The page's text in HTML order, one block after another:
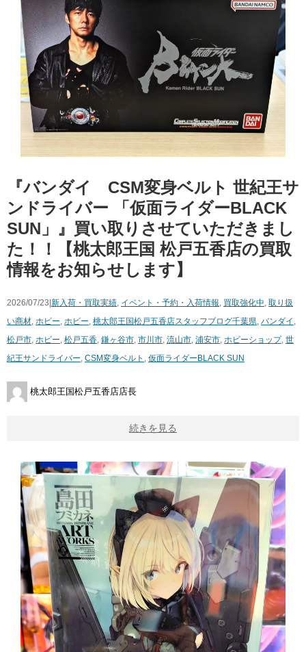
『バンダイ ​CSM変身ベルト ​世紀王サ
ンドライバー ​「仮面ライダーBLACK ​
SUN」』買い取りさせていただきまし
た！！【桃太郎王国 松戸五香店の買取
情報をお知らせします】
2026/07/23|新入荷・買取実績 イベント・予約・入荷情報 買取強化中 取り扱
い商材 ホビー ホビー 桃太郎王国松戸五香店スタッフブログ千葉県 バンダイ
松戸市 ホビー 松戸五香 鎌ヶ谷市 市川市 流山市 浦安市 ホビーショップ, 世
紀王サンドライバー CSM変身ベルト 仮面ライダーBLACK ​SUN
桃太郎王国松戸五香店店長
続きを見る